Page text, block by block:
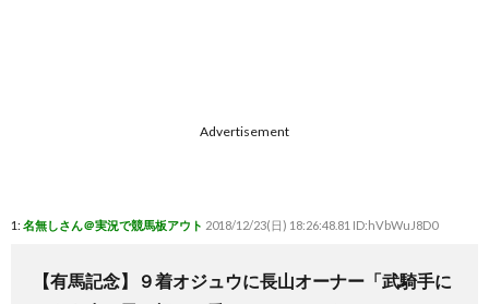
Advertisement
1: 名無しさん＠実況で競馬板アウト 2018/12/23(日) 18:26:48.81 ID:hVbWuJ8D0
【有馬記念】９着オジュウに長山オーナー「武騎手に